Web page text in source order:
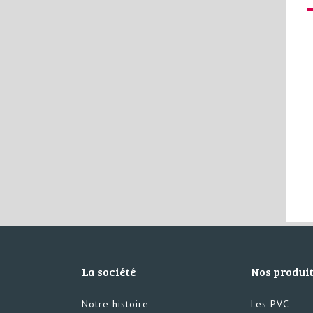
La société
Notre histoire
Nos
Les PVC